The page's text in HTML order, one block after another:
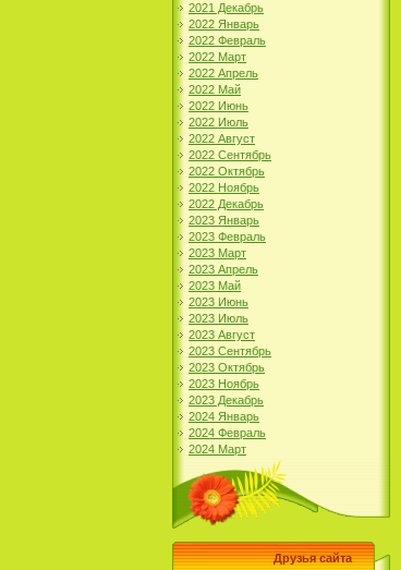
2021 Декабрь
2022 Январь
2022 Февраль
2022 Март
2022 Апрель
2022 Май
2022 Июнь
2022 Июль
2022 Август
2022 Сентябрь
2022 Октябрь
2022 Ноябрь
2022 Декабрь
2023 Январь
2023 Февраль
2023 Март
2023 Апрель
2023 Май
2023 Июнь
2023 Июль
2023 Август
2023 Сентябрь
2023 Октябрь
2023 Ноябрь
2023 Декабрь
2024 Январь
2024 Февраль
2024 Март
Друзья сайта